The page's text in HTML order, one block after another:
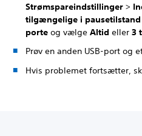
Strømspareindstillinger >
tilgængelige i pausetilstand
porte og vælge Altid eller 3
Prøv en anden USB-port og
Hvis problemet fortsætter,